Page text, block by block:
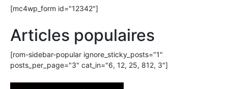
[mc4wp_form id="12342"]
Articles populaires
[rom-sidebar-popular ignore_sticky_posts="1"
posts_per_page="3" cat_in="6, 12, 25, 812, 3"]